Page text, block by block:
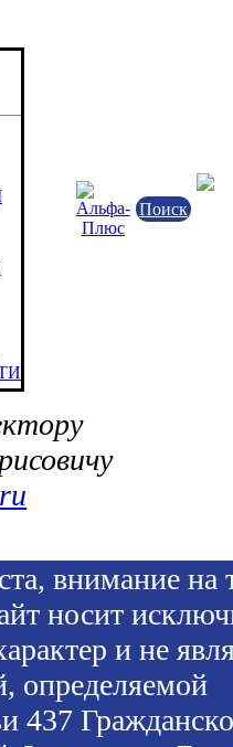
Поиск
(мы
характера),
качеством
нашими
перед
вопросов,
к
внимание на
носит
и не
определяемой
437